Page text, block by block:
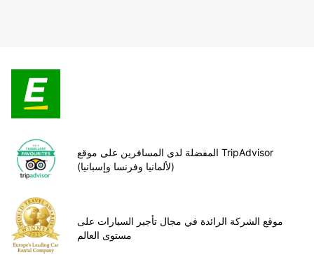
المفضلة لدى المسافرين على موقع TripAdvisor
(لألمانيا وفرنسا وإسبانيا)
موقع الشركة الرائدة في مجال تأجير السيارات على
مستوى العالم